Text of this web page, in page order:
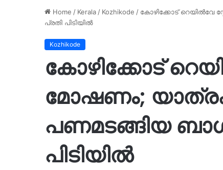
Home / Kerala / Kozhikode / കോഴിക്കോട് റെയിൽവേ
പ്രതി പിടിയിൽ
Kozhikode
കോഴിക്കോട്
മോഷണം;
പണമടങ്ങിയ ബാഗ്‌
പിടിയിൽ